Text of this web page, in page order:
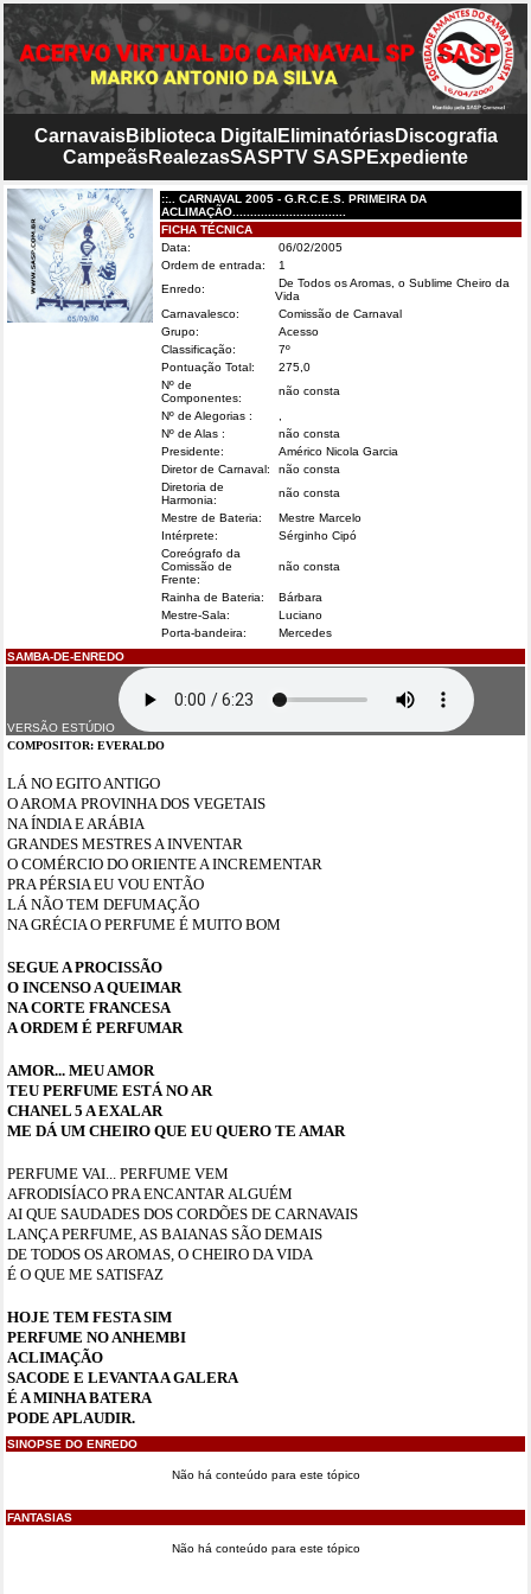
CarnavaisBiblioteca Digital EliminatóriasDiscografia
CampeãsRealezasSASPTV SASP Expediente
::.. CARNAVAL 2005 - G.R.C.E.S. PRIMEIRA DA
ACLIMAÇÃO................................
FICHA TÉCNICA
Data:
06/02/2005
Ordem de entrada:
1
Enredo:
De Todos os Aromas, o Sublime Cheiro da
Vida
Carnavalesco:
Comissão de Carnaval
Grupo:
Acesso
Classificação:
7º
Pontuação Total:
275,0
Nº de
Componentes:
não consta
Nº de Alegorias :
Nº de Alas :
não consta
Presidente:
Américo Nicola Garcia
Diretor de Carnaval:
não consta
Diretoria de
Harmonia:
não consta
Mestre de Bateria:
Mestre Marcelo
Intérprete:
Sérginho Cipó
Coreógrafo da
Comissão de
Frente:
não consta
Rainha de Bateria:
Bárbara
Mestre-Sala:
Luciano
Porta-bandeira:
Mercedes
SAMBA-DE-ENREDO
VERSÃO ESTÚDIO
COMPOSITOR: EVERALDO
LÁ NO EGITO ANTIGO
O AROMA PROVINHA DOS VEGETAIS
NA ÍNDIA E ARÁBIA
GRANDES MESTRES A INVENTAR
O COMÉRCIO DO ORIENTE A INCREMENTAR
PRA PÉRSIA EU VOU ENTÃO
LÁ NÃO TEM DEFUMAÇÃO
NA GRÉCIA O PERFUME É MUITO BOM
SEGUE A PROCISSÃO
O INCENSO A QUEIMAR
NA CORTE FRANCESA
A ORDEM É PERFUMAR
AMOR... MEU AMOR
TEU PERFUME ESTÁ NO AR
CHANEL 5 A EXALAR
ME DÁ UM CHEIRO QUE EU QUERO TE AMAR
PERFUME VAI... PERFUME VEM
AFRODISÍACO PRA ENCANTAR ALGUÉM
AI QUE SAUDADES DOS CORDÕES DE CARNAVAIS
LANÇA PERFUME, AS BAIANAS SÃO DEMAIS
DE TODOS OS AROMAS, O CHEIRO DA VIDA
É O QUE ME SATISFAZ
HOJE TEM FESTA SIM
PERFUME NO ANHEMBI
ACLIMAÇÃO
SACODE E LEVANTA A GALERA
É A MINHA BATERA
PODE APLAUDIR.
SINOPSE DO ENREDO
Não há conteúdo para este tópico
FANTASIAS
Não há conteúdo para este tópico